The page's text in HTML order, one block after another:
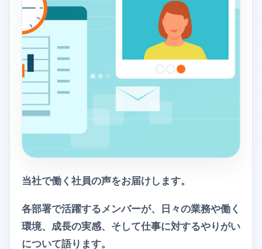
当社で働く社員の声をお届けします。
各部署で活躍するメンバーが、日々の業務や働く
環境、成長の実感、そして仕事に対するやりがい
について語ります。